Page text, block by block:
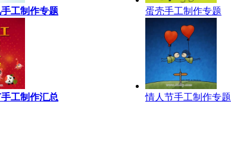
工制作专题 蛋壳手工制作专题
工制作汇总 情人节手工制作专题